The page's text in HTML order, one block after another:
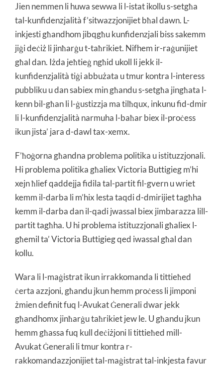
Jien nemmen li huwa sewwa li l-istat ikollu s-setgħa
tal-kunfidenzjalità f’sitwazzjonijiet bħal dawn. L-
inkjesti għandhom jibqgħu kunfidenzjali biss sakemm
jiġi deċiż li jinħarġu t-taħrikiet. Nifhem ir-raġunijiet
għal dan. Iżda jeħtieġ ngħid ukoll li jekk il-
kunfidenzjalità tiġi abbużata u tmur kontra l-interess
pubbliku u dan sabiex min għandu s-setgħa jingħata l-
kenn bil-għan li l-ġustizzja ma tilħqux, inkunu fid-dmir
li l-kunfidenzjalità narmuha l-baħar biex il-proċess
ikun jista’ jara d-dawl tax-xemx.
F’ħoġorna għandna problema politika u istituzzjonali.
Hi problema politika għaliex Victoria Buttigieg m’hi
xejn ħlief qaddejja fidila tal-partit fil-gvern u wriet
kemm il-darba li m’hix lesta taqdi d-dmirijiet tagħha
kemm il-darba dan il-qadi jwassal biex jimbarazza lill-
partit tagħha. U hi problema istituzzjonali għaliex l-
għemil ta’ Victoria Buttigieg qed iwassal għal dan
kollu.
Wara li l-maġistrat ikun irrakkomanda li tittieħed
ċerta azzjoni, għandu jkun hemm proċess li jimponi
żmien definit fuq l-Avukat Ġenerali dwar jekk
għandhomx jinħarġu taħrikiet jew le. U għandu jkun
hemm għassa fuq kull deċiżjoni li tittieħed mill-
Avukat Ġenerali li tmur kontra r-
rakkomandazzjonijiet tal-maġistrat tal-inkjesta favur